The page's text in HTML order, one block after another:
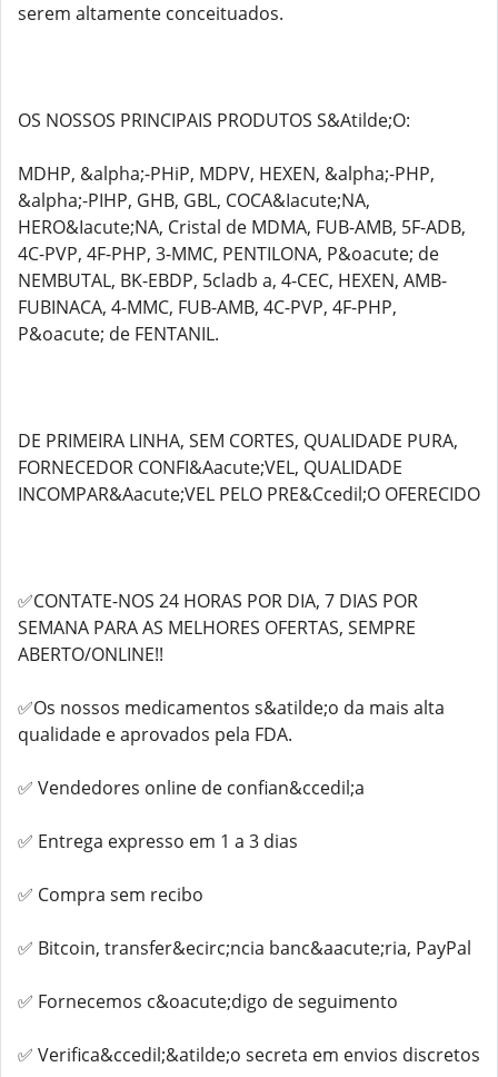
serem altamente conceituados.
OS NOSSOS PRINCIPAIS PRODUTOS S&Atilde;O:
MDHP, &alpha;-PHiP, MDPV, HEXEN, &alpha;-PHP,
&alpha;-PIHP, GHB, GBL, COCA&Iacute;NA,
HERO&Iacute;NA, Cristal de MDMA, FUB-AMB, 5F-ADB,
4C-PVP, 4F-PHP, 3-MMC, PENTILONA, P&oacute; de
NEMBUTAL, BK-EBDP, 5cladb a, 4-CEC, HEXEN, AMB-
FUBINACA, 4-MMC, FUB-AMB, 4C-PVP, 4F-PHP,
P&oacute; de FENTANIL.
DE PRIMEIRA LINHA, SEM CORTES, QUALIDADE PURA,
FORNECEDOR CONFI&Aacute;VEL, QUALIDADE
INCOMPAR&Aacute;VEL PELO PRE&Ccedil;O OFERECIDO
✅CONTATE-NOS 24 HORAS POR DIA, 7 DIAS POR
SEMANA PARA AS MELHORES OFERTAS, SEMPRE
ABERTO/ONLINE!!
✅Os nossos medicamentos s&atilde;o da mais alta
qualidade e aprovados pela FDA.
✅ Vendedores online de confian&ccedil;a
✅ Entrega expresso em 1 a 3 dias
✅ Compra sem recibo
✅ Bitcoin, transfer&ecirc;ncia banc&aacute;ria, PayPal
✅ Fornecemos c&oacute;digo de seguimento
✅ Verifica&ccedil;&atilde;o secreta em envios discretos